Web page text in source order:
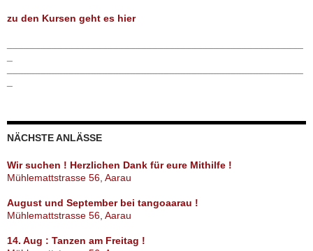
zu den Kursen geht es hier
NÄCHSTE ANLÄSSE
Wir suchen ! Herzlichen Dank für eure Mithilfe !
Mühlemattstrasse 56, Aarau
August und September bei tangoaarau !
Mühlemattstrasse 56, Aarau
14. Aug : Tanzen am Freitag !